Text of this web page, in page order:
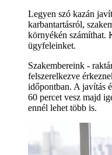
Legyen szó kazán
karbantartásról,
környékén számíthat.
ügyfeleinket.
Szakembereink -
felszerelkezve
időpontban. A javítás
60 percet vesz majd
ennél lehet több is.